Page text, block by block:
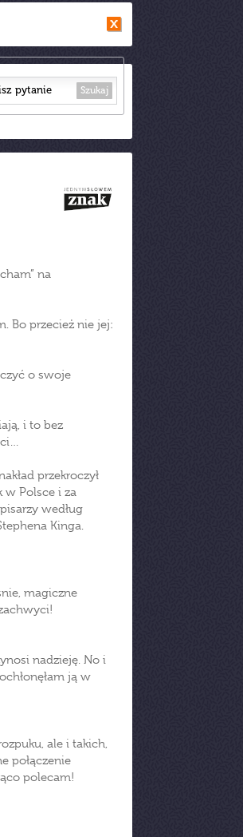
Szukaj
na
Bo przecież nie jej:
o swoje
i to bez
przekroczył
w Polsce i za
według
Kinga.
magiczne
nadzieję. No i
ją w
ale i takich,
połączenie
polecam!